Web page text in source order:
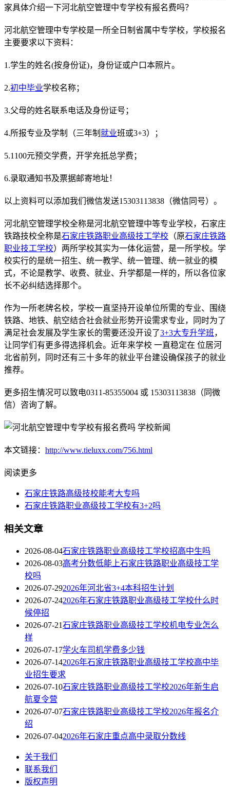
家具体介绍一下河北航空管理中专学校有报名费吗？
河北航空管理中专学校是一所全日制省属中专学校，学校报名
主要要求以下资料：
1.学生的姓名(按身份证)，身份证或户口本照片。
2.初中毕业学校名称；
3.父母的姓名联系电话及身份证号；
4.所报专业及学制（三年制 就业班或3+3）；
5.1100元预交学费，开学充抵总学费；
6.录取通知书及票据邮寄地址！
以上资料可以添加我们微信发送15303113838（微信同号）。
河北航空管理学校全称是河北航空管理中等专业学校，石家庄
铁路技校全称是石家庄铁路职业高级技工学校 （原石家庄铁路
职业技工学校）两所学校其实为一体化运营，是一所学校。学
校实行的是统一招生、统一教学、统一管理、统一就业的模
式，不论是教学、收费、就业、升学都是一样的，所以各位家
长不必纠结选择那个。
作为一所老牌名校，学校一直坚持开设单位所需的专业、围绕
铁路、地铁、航空结合社会就业形势开设需求专业，同时为了
满足社会发展及学生家长的需要还没开设了3+3大专升学班，
让同学们有更多得选择机会。近年来学校 一直稳定在 位居河
北省前列，同时还有三十多年的就业平台建设确保孩子的就业
推荐。
更多招生情况可以致电0311-85355004 或 15303113838（同微
信）咨询了解。
本文链接： http://www.tieluxx.com/756.html
阅读更多
石家庄铁路高级技校能考大专吗
石家庄铁路职业高级技工学校有3+2吗
相关文章
2026-08-04石家庄铁路职业高级技工学校招高中生吗
2026-08-03高考分数低能上石家庄铁路职业高级技工学
校吗
2026-07-292026年河北省3+4本科招生计划
2026-07-242026年石家庄铁路职业高级技工学校什么时
候停招
2026-07-21石家庄铁路职业高级技工学校机电专业怎么
样
2026-07-17学火车司机学费多少钱
2026-07-142026年石家庄铁路职业高级技工学校高中毕
业招生要求
2026-07-10石家庄铁路职业高级技工学校2026年新生启
航夏令营
2026-07-07石家庄铁路职业高级技工学校2026年报名介
绍
2026-07-042026年石家庄重点高中录取分数线
关于我们
联系我们
版权声明